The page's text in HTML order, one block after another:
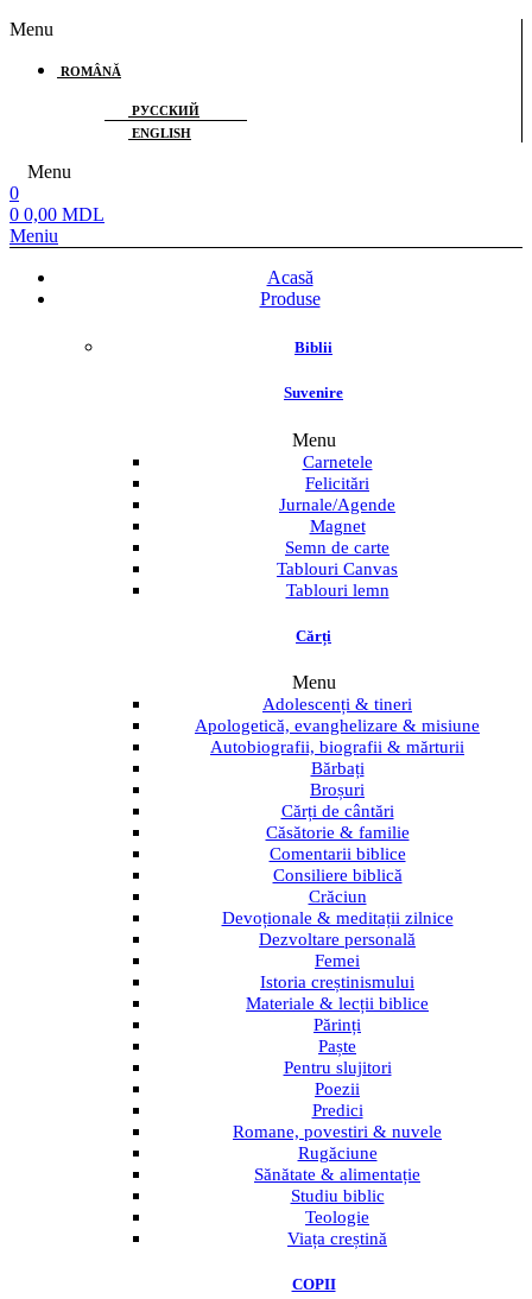
Menu
ROMÂNĂ
РУССКИЙ
ENGLISH
Menu
0
0 0,00 MDL
Meniu
Acasă
Produse
Biblii
Suvenire
Menu
Carnetele
Felicitări
Jurnale/Agende
Magnet
Semn de carte
Tablouri Canvas
Tablouri lemn
Cărți
Menu
Adolescenți & tineri
Apologetică, evanghelizare & misiune
Autobiografii, biografii & mărturii
Bărbați
Broșuri
Cărți de cântări
Căsătorie & familie
Comentarii biblice
Consiliere biblică
Crăciun
Devoționale & meditații zilnice
Dezvoltare personală
Femei
Istoria creștinismului
Materiale & lecții biblice
Părinți
Paște
Pentru slujitori
Poezii
Predici
Romane, povestiri & nuvele
Rugăciune
Sănătate & alimentație
Studiu biblic
Teologie
Viața creștină
COPII